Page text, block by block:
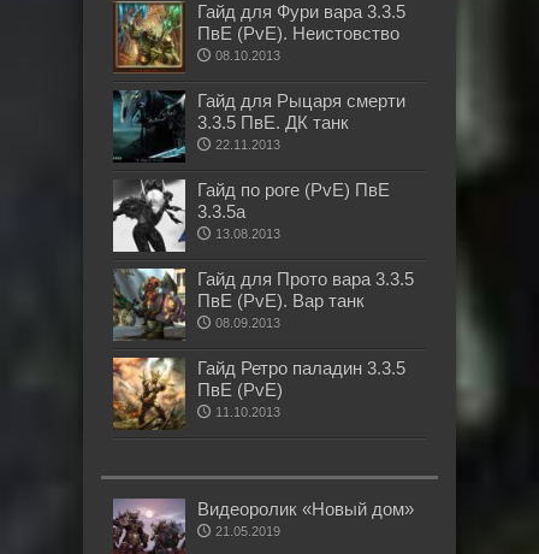
Гайд для Фури вара 3.3.5
ПвЕ (PvE). Неистовство
08.10.2013
Гайд для Рыцаря смерти
3.3.5 ПвЕ. ДК танк
22.11.2013
Гайд по роге (PvE) ПвЕ
3.3.5а
13.08.2013
Гайд для Прото вара 3.3.5
ПвЕ (PvE). Вар танк
08.09.2013
Гайд Ретро паладин 3.3.5
ПвЕ (PvE)
11.10.2013
Видеоролик «Новый дом»
21.05.2019